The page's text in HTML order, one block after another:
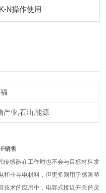
N操作使用
产业,石油,能源
销售
感器在工作时也不会与目标材料发
和非导电材料，但更多则用于感测塑
技术的应用中，电容式接近开关的灵